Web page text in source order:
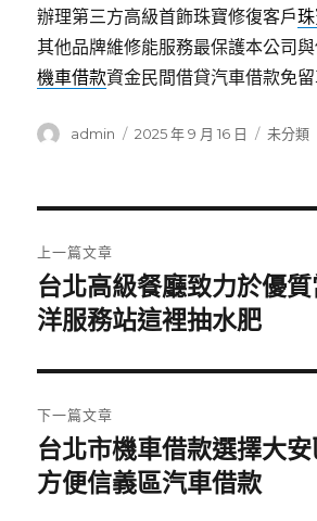
辦理第三方高級首飾珠寶修復客戶
其他品牌維修能服務最保護本公司
機車借款資金民間借貸汽車借款免
作
admin
發
2025 年 9 月 16 日
分
未分類
章
導
覽
上一篇文章
上
一
文
章:
台北高級餐廳致力於優
洋服務站這裡抽水肥
下一篇文章
下
一
台北市機車借款選擇大
方便信義區汽車借款